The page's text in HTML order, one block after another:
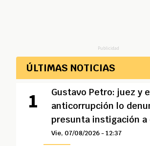
Publicidad
ÚLTIMAS NOTICIAS
Gustavo Petro: juez y
anticorrupción lo
presunta instigación a
Vie, 07/08/2026 - 12:37